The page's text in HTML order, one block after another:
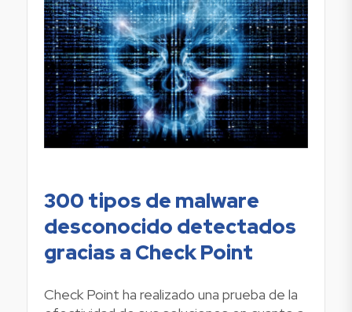
300 tipos de malware
desconocido detectados
gracias a Check Point
Check Point ha realizado una prueba de la